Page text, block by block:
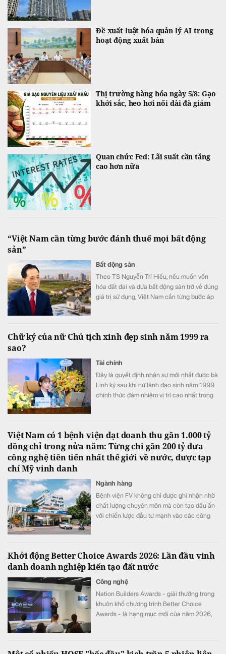
Đề xuất luật hóa quản lý AI trong
hoạt động xuất bản
Thị trường hàng hóa ngày 5/8: Gạo
khởi sắc, heo hơi nối dài đà giảm
Quan chức Fed: Lãi suất cần tăng
cao hơn nữa
“Việt Nam cần từng bước đánh thuế mọi bất động
sản”
Bất động sản
Theo TS Nguyễn Trí Hiếu, nếu muốn vốn
hóa đất đai và đưa bất động sản trở về đúng
giá trị sử dụng, Việt Nam cần từng bước áp
Chữ ký của nữ Chủ tịch xinh đẹp sinh năm 1999 ra
sao?
Tài chính
Đây là quyết định nhân sự mới nhất được bà
Linh ký sau khi nữ lãnh đạo sinh năm 1999
chính thức đảm nhiệm vị trí cao nhất trong
Việt Nam có 1 bệnh viện đạt doanh thu gần 1.000 tỷ
đồng chỉ trong nửa năm: Từng chi gần 200 tỷ đưa
công nghệ tiên tiến nhất thế giới về nước, được tạp
chí Mỹ vinh danh
Ngành hàng
Bệnh viện FV không chỉ được ghi nhận nhờ
chất lượng chuyên môn mà còn tạo dấu ấn
với chiến lược đầu tư mạnh vào các công
Khởi động Better Choice Awards 2026: Lần đầu vinh
danh doanh nghiệp kiến tạo đất nước
Công nghệ
Nation Builders Awards - giải thưởng trong
khuôn khổ chương trình Better Choice
Awards - là hạng mục mới của năm 2026,